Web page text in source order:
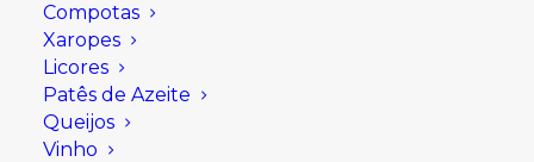
Compotas
Xaropes
Licores
Patês de Azeite
Queijos
Vinho